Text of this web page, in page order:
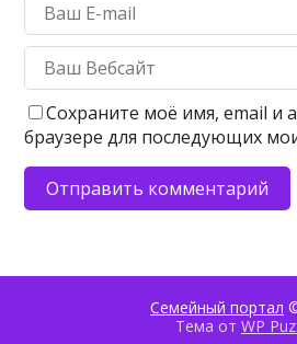
Сохраните моё имя, email и
браузере для последующих
Семейный портал
Тема от WP